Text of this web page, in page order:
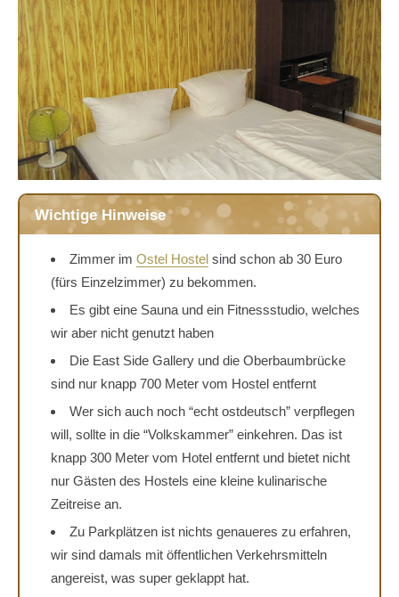
Wichtige Hinweise
Zimmer im Ostel Hostel sind schon ab 30 Euro
(fürs Einzelzimmer) zu bekommen.
Es gibt eine Sauna und ein Fitnessstudio, welches
wir aber nicht genutzt haben
Die East Side Gallery und die Oberbaumbrücke
sind nur knapp 700 Meter vom Hostel entfernt
Wer sich auch noch “echt ostdeutsch” verpflegen
will, sollte in die “Volkskammer” einkehren. Das ist
knapp 300 Meter vom Hotel entfernt und bietet nicht
nur Gästen des Hostels eine kleine kulinarische
Zeitreise an.
Zu Parkplätzen ist nichts genaueres zu erfahren,
wir sind damals mit öffentlichen Verkehrsmitteln
angereist, was super geklappt hat.